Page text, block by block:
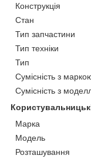
Конструкція
Стан
Тип запчастини
Тип техніки
Тип
Сумісність з
Сумісність з
Марка
Мoдель
Розташування